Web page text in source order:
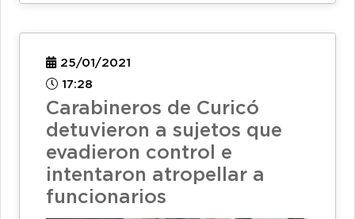
25/01/2021
17:28
Carabineros de Curicó
detuvieron a sujetos que
evadieron control e
intentaron atropellar a
funcionarios